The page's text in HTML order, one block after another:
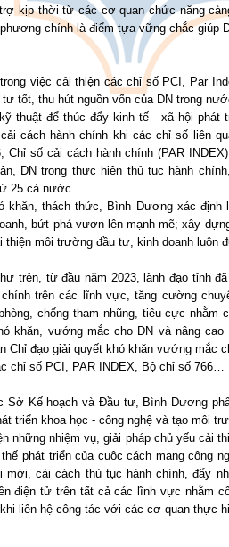
kịp thời từ các cơ quan chức năng
chính là điểm tựa vững chắc giúp
việc cải thiện các chỉ số PCI, Par
tốt, thu hút nguồn vốn của DN trong
thuật để thúc đẩy kinh tế - xã hội phát
cách hành chính khi các chỉ số liên
Chỉ số cải cách hành chính (PAR
DN trong thực hiện thủ tục hành
25 cả nước.
khăn, thách thức, Bình Dương xác
bứt phá vươn lên mạnh mẽ; xây
thiện môi trường đầu tư, kinh doanh luôn
trên, từ đầu năm 2023, lãnh đạo tỉnh
trên các lĩnh vực, tăng cường
chống tham nhũng, tiêu cực nhằm
khăn, vướng mắc cho DN và nâng
Chỉ đạo giải quyết khó khăn vướng mắc
chỉ số PCI, PAR INDEX, Bộ chỉ số 766…
Sở Kế hoạch và Đầu tư, Bình Dương
triển khoa học - công nghệ và tạo môi
những nhiệm vụ, giải pháp chủ yếu cải
phát triển của cuộc cách mạng công
cải cách thủ tục hành chính, đẩy
điện tử trên tất cả các lĩnh vực nhằm
liên hệ công tác với các cơ quan thực